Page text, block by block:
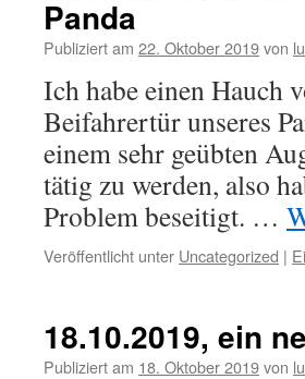
Panda
Publiziert am 22. Oktober 2019von
Ich habe einen Hauch
Beifahrertür unseres
einem sehr geübten
tätig zu werden, also
Problem beseitigt. …
Veröffentlicht unter Uncategorized |
18.10.2019, ein
Publiziert am 18. Oktober 2019von